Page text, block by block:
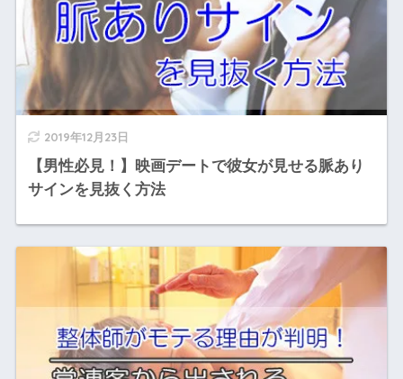
2019年12月23日
【男性必見！】映画デートで彼女が見せる脈あり
サインを見抜く方法